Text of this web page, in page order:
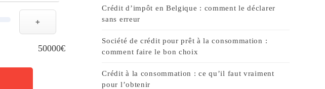
+
50000€
Crédit d’impôt en Belgique : comment le déclarer
sans erreur
Société de crédit pour prêt à la consommation :
comment faire le bon choix
Crédit à la consommation : ce qu’il faut vraiment
pour l’obtenir